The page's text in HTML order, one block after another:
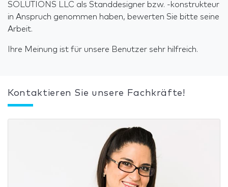
SOLUTIONS LLC als Standdesigner bzw. -konstrukteur
in Anspruch genommen haben, bewerten Sie bitte seine
Arbeit.
Ihre Meinung ist für unsere Benutzer sehr hilfreich.
Kontaktieren Sie unsere Fachkräfte!